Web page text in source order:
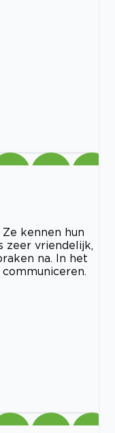
kennen hun
zeer vriendelijk,
na. In het